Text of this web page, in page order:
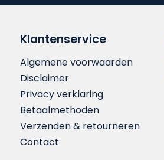
Klantenservice
Algemene voorwaarden
Disclaimer
Privacy verklaring
Betaalmethoden
Verzenden & retourneren
Contact